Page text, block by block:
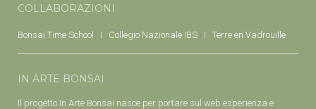
COLLABORAZIONI
Bonsai Time School Collegio Nazionale IBS Terre en Vadrouille
IN ARTE BONSAI
Il progetto In Arte Bonsai nasce per portare sul web esperienza e